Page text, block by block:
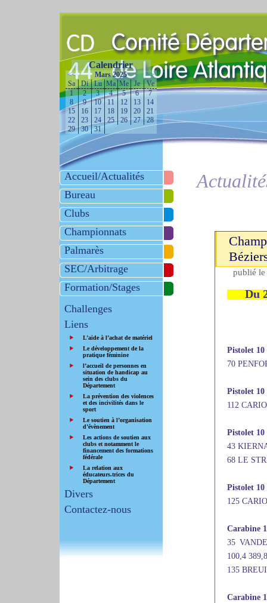
Calendrier
<< Mars 2025
>>
Sa
Di Lu Ma Me Je
Ve
1
2 3 4 5 6
7
8
9 10 11 12 13
14
15
16 17 18 19 20
21
22
23 24 25 26 27
28
29
30 31
Accueil/Actualités
Bureau
Clubs
Championnats
Palmarès
SEC/Arbitrage
Formation/Stages
Challenges
Liens
L’aide à l’achat de matériel
Le développement de la
pratique féminine
l’accueil de personnes en
situation de handicap au
sein des clubs du
Département
La prévention des violences
et des incivilités dans le
sport
Le soutien à l’organisation
d’évènement
Les actions de soutien aux
clubs et notamment le
financement des formations
fédérale
La relation aux
éducateurs.trices du
Département
Divers
Contactez-nous
publié
Du
Pistolet 10
70
Pistolet 10
112
Pistolet
43
68 LE
Pistolet 10
125
Carabine
35
100,4 389,8
135
Carabine